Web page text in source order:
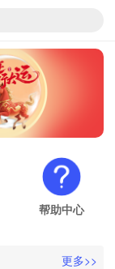
帮助中心
更多>>